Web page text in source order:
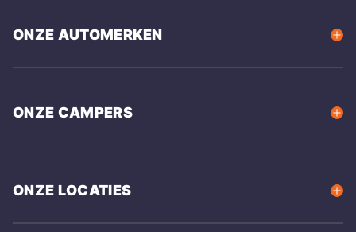
ONZE AUTOMERKEN
ONZE CAMPERS
ONZE LOCATIES